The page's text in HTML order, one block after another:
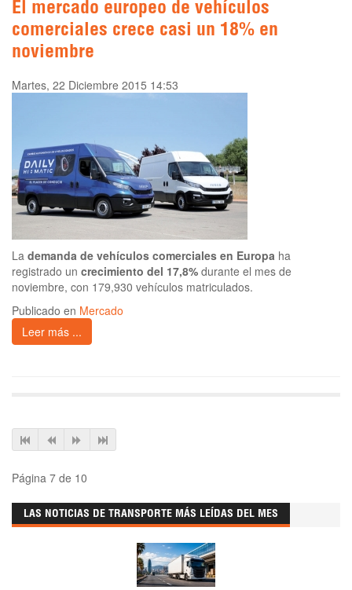
El mercado europeo de vehículos
comerciales crece casi un 18% en
noviembre
Martes, 22 Diciembre 2015 14:53
La demanda de vehículos comerciales en Europa ha
registrado un crecimiento del 17,8% durante el mes de
noviembre, con 179,930 vehículos matriculados.
Publicado en Mercado
Leer más ...
Página 7 de 10
LAS NOTICIAS DE TRANSPORTE MÁS LEÍDAS DEL MES